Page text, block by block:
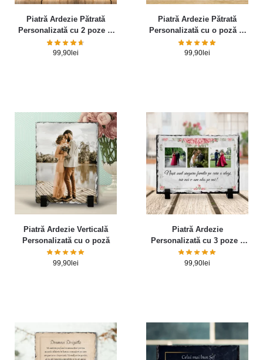
Piatră Ardezie Pătrată
Personalizată cu 2 poze și
mesaj
99,90 lei
Piatră Ardezie Pătrată
Personalizată cu o poză și
mesaj – Absolvire
99,90 lei
Piatră Ardezie Verticală
Personalizată cu o poză
99,90lei
Piatră Ardezie
Personalizată cu 3 poze –
Mesaj pentru nași
99,90lei